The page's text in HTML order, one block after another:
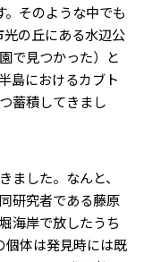
そのような中でも
の丘にある水辺公
で見つかった）と
島におけるカブト
蓄積してきまし
した。なんと、
研究者である藤原
海岸で放したうち
個体は発見時には既